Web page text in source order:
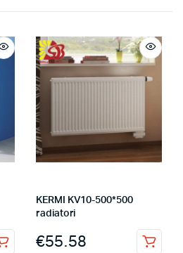
KERMI KV10-500*500
radiatori
€55.58